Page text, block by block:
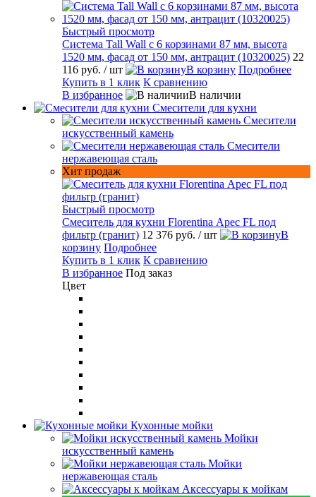
Быстрый просмотр
Система Tall Wall с 6 корзинами 87 мм, высота
1520 мм, фасад от 150 мм, антрацит (10320025) 22
116 руб. / шт В корзину Подробнее
Купить в 1 клик К сравнению
В избранное
В наличии
Смесители для кухни
Смесители
искусственный камень
Смесители
нержавеющая сталь
Хит продаж
Быстрый просмотр
Смеситель для кухни Florentina Арес FL под
фильтр (гранит) 12 376 руб. / шт
В
корзину Подробнее
Купить в 1 клик К сравнению
В избранное Под заказ
Цвет
Кухонные мойки
Мойки
искусственный камень
Мойки
нержавеющая сталь
Аксессуары к мойкам